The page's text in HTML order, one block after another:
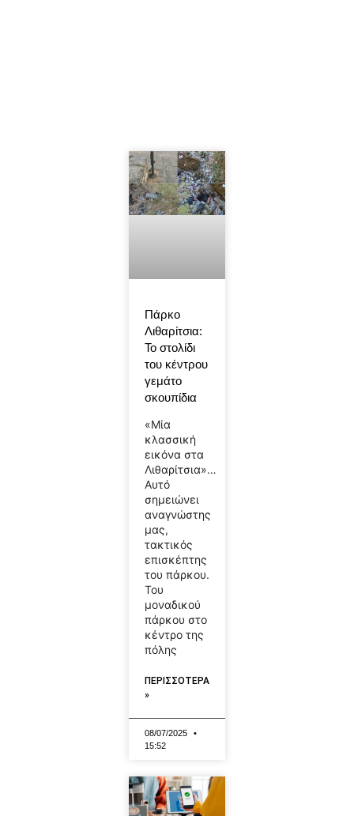
Πάρκο
Λιθαρίτσια:
Το στολίδι
του κέντρου
γεμάτο
σκουπίδια
«Μία
κλασσική
εικόνα στα
Λιθαρίτσια»…
Αυτό
σημειώνει
αναγνώστης
μας,
τακτικός
επισκέπτης
του πάρκου.
Του
μοναδικού
πάρκου στο
κέντρο της
πόλης
ΠΕΡΙΣΣΟΤΕΡΑ
»
08/07/2025
15:52